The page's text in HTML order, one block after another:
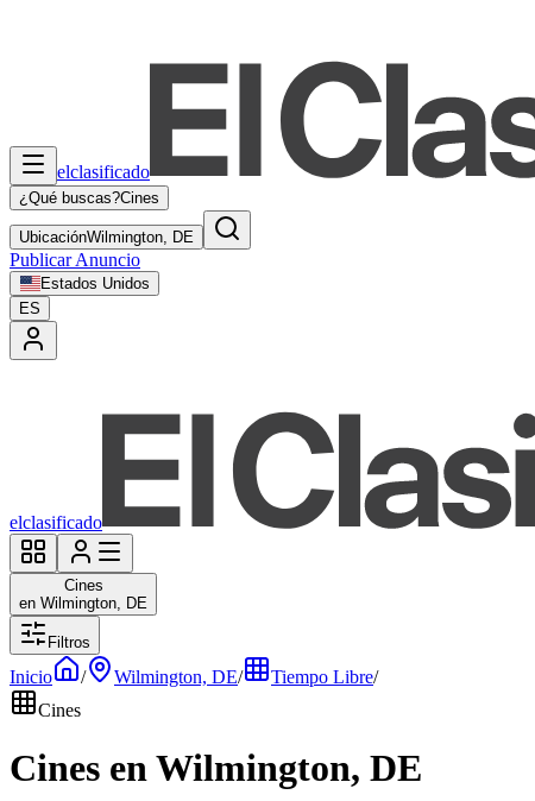
elclasificado
¿Qué buscas?Cines
UbicaciónWilmington, DE
Publicar Anuncio
Estados Unidos
ES
elclasificado
Cines
en Wilmington, DE
Filtros
Inicio / Wilmington, DE/ Tiempo Libre/
Cines
Cines en Wilmington, DE